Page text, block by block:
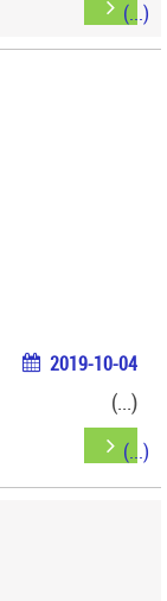
2019-10-04